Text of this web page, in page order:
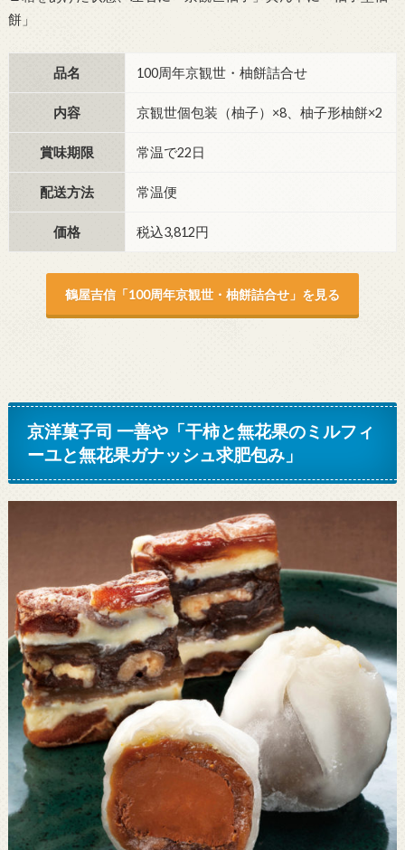
餅」
品名 100周年京観世・柚餅詰合せ
内容 京観世個包装（柚子）×8、柚子形柚餅×2
賞味期限 常温で22日
配送方法 常温便
価格 税込3,812円
鶴屋吉信「100周年京観世・柚餅詰合せ」を見る
京洋菓子司 一善や「干柿と無花果のミルフィ
ーユと無花果ガナッシュ求肥包み」